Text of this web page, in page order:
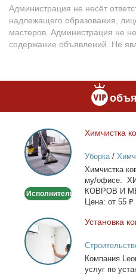
Администрация не несёт
надлежащего образования,
мастеров. Администрация не
содержание объявлений. Не
Химчистка
ковров
на
дому/
Исполнитель
Хим­чист­ка
Уборка/
Хим­чист­ка
му/офи­се.
КОВРОВ И
Це­на: от 55 ₽
Установка
кондиционеров
в
Москве
Уста­нов­ка
Ком­па­ния
услуг по